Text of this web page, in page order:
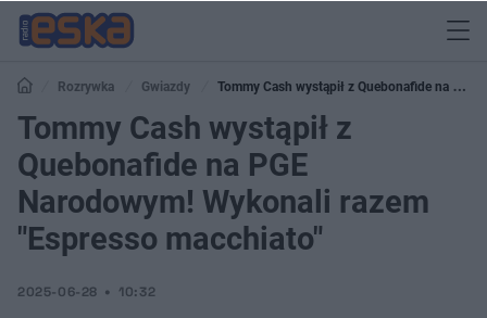
Rozrywka Gwiazdy
Tommy Cash wystąpił z Quebonafide na PGE
Narodowym! Wykonali razem "Espresso macchiato"
Tommy Cash wystąpił z
Quebonafide na PGE
Narodowym! Wykonali razem
"Espresso macchiato"
2025-06-28 10:32